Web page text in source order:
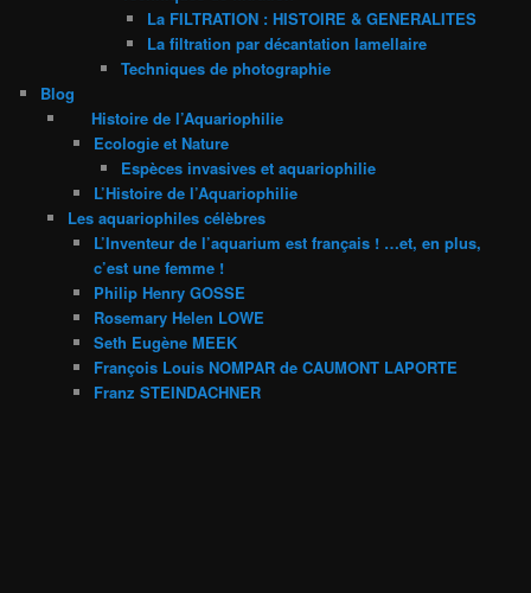
La FILTRATION : HISTOIRE & GENERALITES
La filtration par décantation lamellaire
Techniques de photographie
Blog
Histoire de l’Aquariophilie
Ecologie et Nature
Espèces invasives et aquariophilie
L’Histoire de l’Aquariophilie
Les aquariophiles célèbres
L’Inventeur de l’aquarium est français ! …et, en plus,
c’est une femme !
Philip Henry GOSSE
Rosemary Helen LOWE
Seth Eugène MEEK
François Louis NOMPAR de CAUMONT LAPORTE
Franz STEINDACHNER